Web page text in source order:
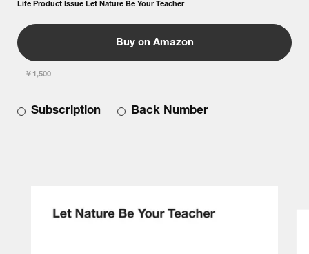
Life Product Issue Let Nature Be Your Teacher
Buy on Amazon
￥1,500
Subscription Back Number